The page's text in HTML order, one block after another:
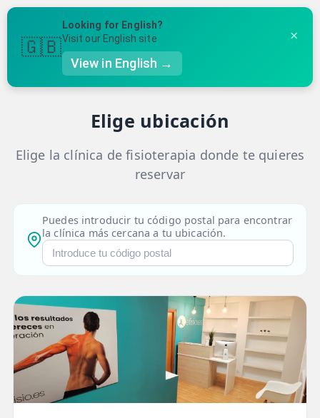
🤔 Preguntas Frecuentes
🇬🇧 English
GENERAL
👩‍⚕️ Fisioterapeutas
🔍 Especialidades
💆‍♀️ Tratamientos
😓 Síntomas
📅 Pedir Cita
Volver
✓
2 3
Elige ubicación
Elige la clínica de fisioterapia donde te quieres
reservar
Puedes introducir tu código postal para encontrar
la clínica más cercana a tu ubicación.
×
🇬🇧
Looking for English?
Visit our English site
View in English →